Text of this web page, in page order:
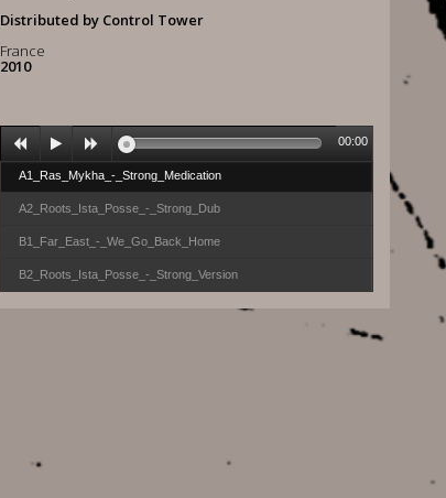
Distributed by Control Tower
France
2010
A1_Ras_Mykha_-_Strong_Medication
A2_Roots_Ista_Posse_-_Strong_Dub
B1_Far_East_-_We_Go_Back_Home
B2_Roots_Ista_Posse_-_Strong_Version
00:00